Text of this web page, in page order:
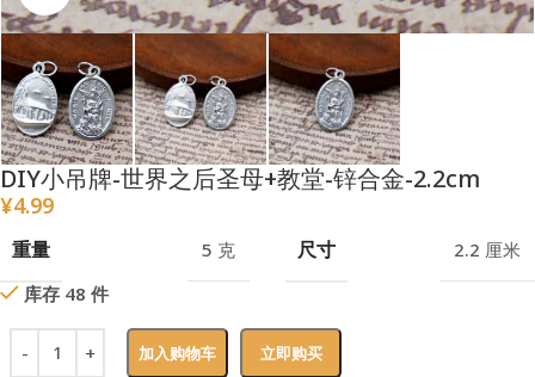
DIY小吊牌-世界之后圣母+教堂-锌合金-2.2cm
¥4.99
重量 5 克 尺寸
2.2 厘米
库存 48 件
加入购物车 立即购买